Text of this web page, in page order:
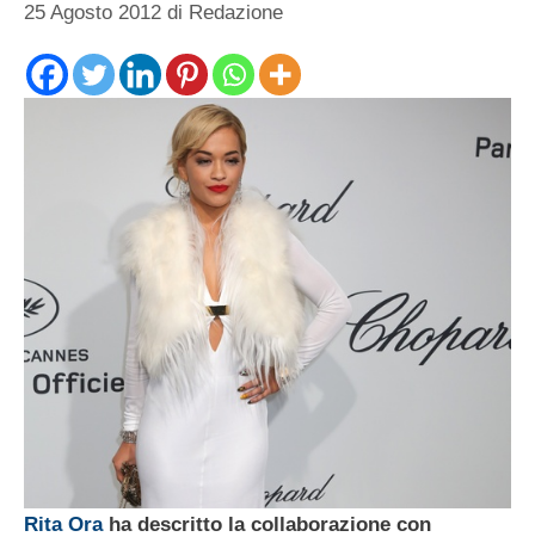
25 Agosto 2012 di Redazione
Rita Oraha descritto la collaborazione con